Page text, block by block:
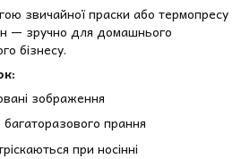
звичайної праски або термопресу
— зручно для домашнього
бізнесу.
зображення
багаторазового прання
при носінні